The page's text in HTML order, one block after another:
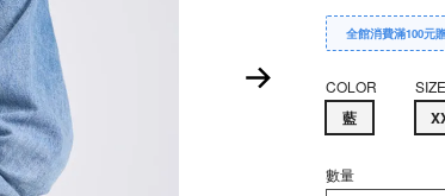
全館消費滿100元
COLOR
藍
SIZE
數量